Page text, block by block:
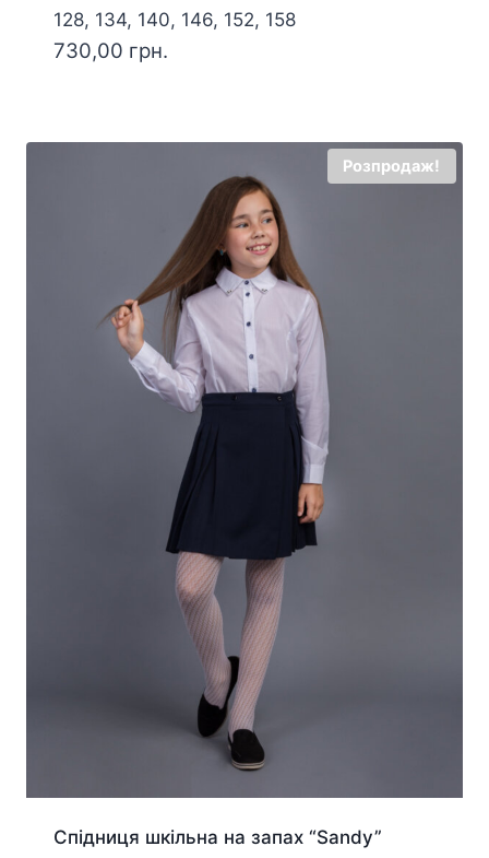
128, 134, 140, 146, 152, 158
730,00 грн.
Розпродаж!
Спідниця шкільна на запах “Sandy”